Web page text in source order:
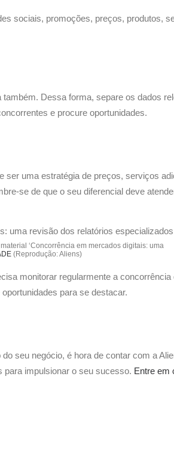
sociais, promoções, preços, produtos,
também. Dessa forma, separe os dados
e procure oportunidades.
ser uma estratégia de preços, serviços
se de que o seu diferencial deve
‘Concorrência em mercados digitais: uma
(Reprodução: Aliens)
monitorar regularmente a
para se destacar.
seu negócio, é hora de contar com a
para impulsionar o seu sucesso. Entre em